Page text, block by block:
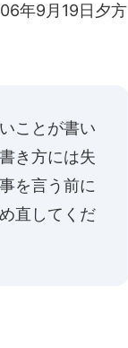
年9月19日夕方
ことが書い
き方には失
を言う前に
直してくだ